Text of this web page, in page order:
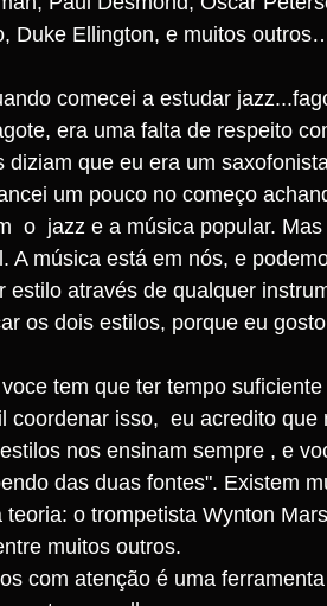
Duke Ellington, e muitos
comecei a estudar
era uma falta de respeito
diziam que eu era um
um pouco no começo
o  jazz e a música popular.
A música está em nós, e
estilo através de qualquer
os dois estilos, porque eu
tem que ter tempo
coordenar isso,  eu acredito
nos ensinam sempre , e
das duas fontes". Existem
o trompetista Wynton
muitos outros.
com atenção é uma